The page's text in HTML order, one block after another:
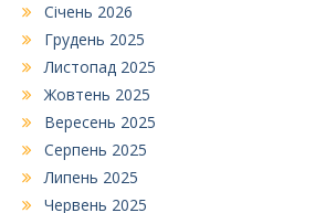
Січень 2026
Грудень 2025
Листопад 2025
Жовтень 2025
Вересень 2025
Серпень 2025
Липень 2025
Червень 2025